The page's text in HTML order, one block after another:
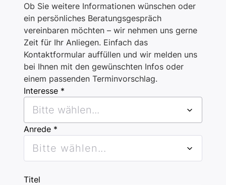
Ob Sie weitere Informationen wünschen oder
ein persönliches Beratungsgespräch
vereinbaren möchten – wir nehmen uns gerne
Zeit für Ihr Anliegen. Einfach das
Kontaktformular auffüllen und wir melden uns
bei Ihnen mit den gewünschten Infos oder
einem passenden Terminvorschlag.
Interesse *
Bitte wählen...
Anrede *
Bitte wählen...
Titel